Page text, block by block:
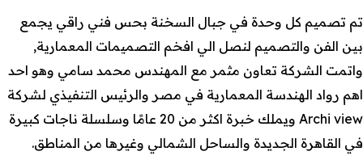
تم تصميم كل وحدة في جبال السخنة بحس فني راقي يجمع
بين الفن والتصميم لنصل الي افخم التصميمات المعمارية,
واتمت الشركة تعاون مثمر مع المهندس محمد سامي وهو احد
اهم رواد الهندسة المعمارية في مصر والرئيس التنفيذي لشركة
Archi view ويملك خبرة اكثر من 20 عامًا وسلسلة ناجات كبيرة
في القاهرة الجديدة والساحل الشمالي وغيرها من المناطق.